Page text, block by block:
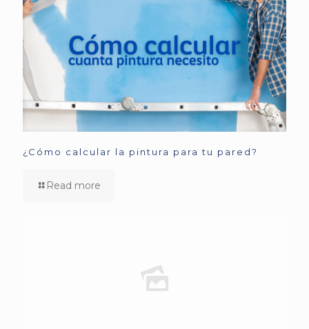
¿Cómo calcular la pintura para tu pared?
Read more